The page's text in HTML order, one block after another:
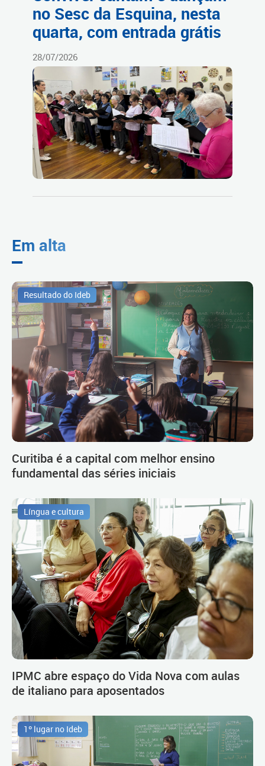
no Sesc da Esquina, nesta
quarta, com entrada grátis
28/07/2026
Em alta
Resultado do Ideb
Curitiba é a capital com melhor ensino
fundamental das séries iniciais
Língua e cultura
IPMC abre espaço do Vida Nova com aulas
de italiano para aposentados
1º lugar no Ideb